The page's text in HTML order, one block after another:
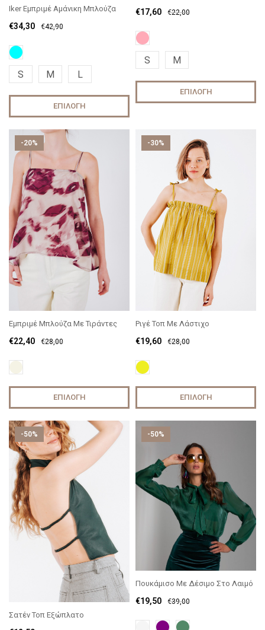
Iker Εμπριμέ Αμάνικη Μπλούζα
€42,90
€34,30
S M L
ΕΠΙΛΟΓΉ
€22,00
€17,60
S M
ΕΠΙΛΟΓΉ
-20%
Εμπριμέ Μπλούζα Με Τιράντες
€28,00
€22,40
ΕΠΙΛΟΓΉ
-30%
Ριγέ Τοπ Με Λάστιχο
€28,00
€19,60
ΕΠΙΛΟΓΉ
-50%
Σατέν Τοπ Εξώπλατο
-50%
Πουκάμισο Με Δέσιμο Στο Λαιμό
€39,00
€19,50